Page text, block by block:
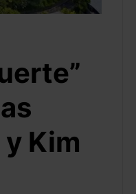
Kim